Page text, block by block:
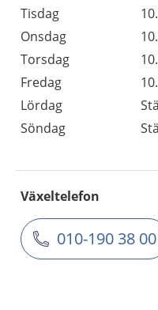
Tisdag
Onsdag
Torsdag
Fredag
Lördag
Söndag
Växeltelefon
010-190 38 00